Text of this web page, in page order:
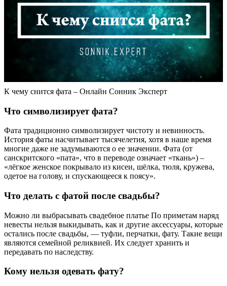
К чему снится фата – Онлайн Сонник Эксперт
Что символизирует фата?
Фата традиционно символизирует чистоту и невинность.
История фаты насчитывает тысячелетия, хотя в наше время
многие даже не задумываются о ее значении. Фата (от
санскритского «пата», что в переводе означает «ткань») –
«лёгкое женское покрывало из кисеи, шёлка, тюля, кружева,
одетое на голову, и спускающееся к поясу».
Что делать с фатой после свадьбы?
Можно ли выбрасывать свадебное платье По приметам наряд
невесты нельзя выкидывать, как и другие аксессуары, которые
остались после свадьбы, — туфли, перчатки, фату. Такие вещи
являются семейной реликвией. Их следует хранить и
передавать по наследству.
Кому нельзя одевать фату?